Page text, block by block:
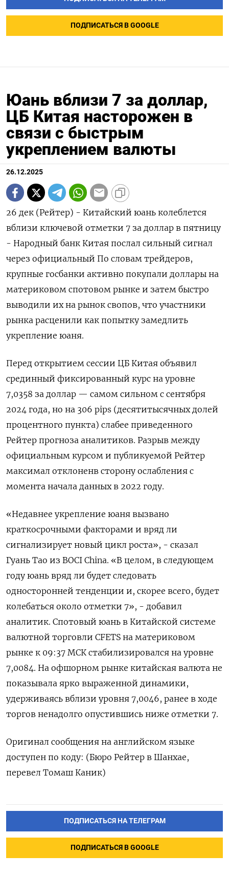
ПОДПИСАТЬСЯ В GOOGLE
Юань вблизи 7 за доллар,
ЦБ Китая насторожен в
связи с быстрым
укреплением валюты
26.12.2025
26 дек (Рейтер) - Китайский юань колеблется
вблизи ключевой отметки 7 за доллар в пятницу
- Народный банк Китая послал сильный ⁠сигнал
через официальный По словам трейдеров,
крупные госбанки активно покупали доллары на
материковом спотовом рынке и затем быстро
выводили ⁠их на рынок свопов, ​что участники
рынка расценили ⁠как попытку замедлить
укрепление юаня.
Перед открытием сессии ЦБ Китая объявил
срединный фиксированный ⁠курс на уровне
7,0358 за доллар — самом сильном с ‌сентября
2024 года, но на 306 ‍pips (десятитысячных долей
процентного пункта) слабее приведенного
Рейтер ‌прогноза аналитиков. Разрыв между
официальным курсом и публикуемой Рейтер
максимал отклоненв сторону ​ослабления с
момента начала данных в 2022 году.
«Недавнее укрепление юаня вызвано
краткосрочными факторами ⁠и вряд ли
сигнализирует новый цикл ‍роста», - сказал
Гуань Тао из BOCI China. «В ‌целом, в следующем
году юань вряд ли будет следовать
односторонней тенденции и, скорее всего, будет
колебаться около отметки 7», - добавил
аналитик. Спотовый юань в Китайской системе
валютной торговли CFETS на материковом
рынке к 09:37 МСК ‍стабилизировался на уровне
7,‍0084. На офшорном рынке китайская валюта не
показывала ярко выраженной динамики,
‍удерживаясь вблизи уровня 7,0046, ранее в ходе
торгов ненадолго опустившись ниже отметки 7.
Оригинал сообщения на английском ⁠языке
доступен по коду: (Бюро Рейтер в Шанхае,
перевел Томаш Каник)
ПОДПИСАТЬСЯ НА ТЕЛЕГРАМ
ПОДПИСАТЬСЯ В GOOGLE